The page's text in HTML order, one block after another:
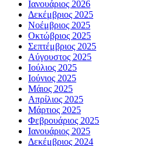
Ιανουάριος 2026
Δεκέμβριος 2025
Νοέμβριος 2025
Οκτώβριος 2025
Σεπτέμβριος 2025
Αύγουστος 2025
Ιούλιος 2025
Ιούνιος 2025
Μάιος 2025
Απρίλιος 2025
Μάρτιος 2025
Φεβρουάριος 2025
Ιανουάριος 2025
Δεκέμβριος 2024